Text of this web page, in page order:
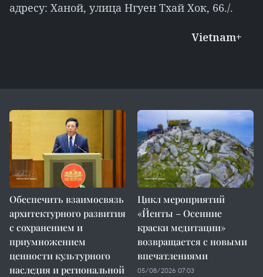
адресу: Ханой, улица Нгуен Тхай Хок, 66./.
Vietnam+
Обеспечить взаимосвязь
архитектурного развития
с сохранением и
приумножением
ценности культурного
наследия и региональной
Цикл мероприятий
«Йенты – Осенние
краски медитации»
возвращается с новыми
впечатлениями
05/08/2026 07:03